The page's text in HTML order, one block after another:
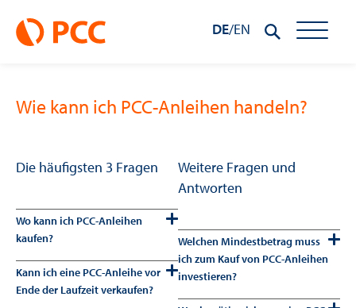
DE/EN
Wie kann ich PCC-Anleihen handeln?
Die häufigsten 3 Fragen
Wo kann ich PCC-Anleihen
kaufen?
Kann ich eine PCC-Anleihe vor
Ende der Laufzeit verkaufen?
Weitere Fragen und
Antworten
Welchen Mindestbetrag muss
ich zum Kauf von PCC-Anleihen
investieren?